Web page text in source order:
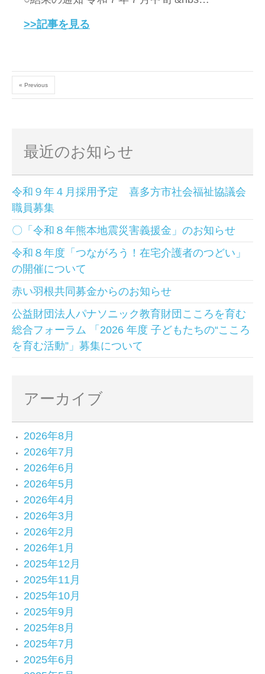
>>記事を見る
« Previous
最近のお知らせ
令和９年４月採用予定 喜多方市社会福祉協議会
職員募集
〇「令和８年熊本地震災害義援金」のお知らせ
令和８年度「つながろう！在宅介護者のつどい」
の開催について
赤い羽根共同募金からのお知らせ
公益財団法人パナソニック教育財団こころを育む
総合フォーラム 「2026 年度 子どもたちの“こころ
を育む活動”」募集について
アーカイブ
2026年8月
2026年7月
2026年6月
2026年5月
2026年4月
2026年3月
2026年2月
2026年1月
2025年12月
2025年11月
2025年10月
2025年9月
2025年8月
2025年7月
2025年6月